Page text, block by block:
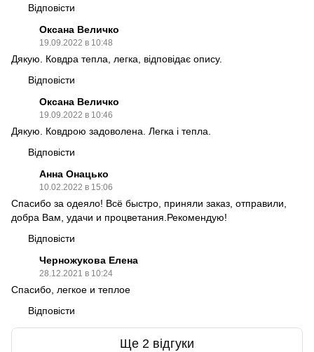
Відповісти
Оксана Величко
19.09.2022 в 10:48
Дякую. Ковдра тепла, легка, відповідає опису.
Відповісти
Оксана Величко
19.09.2022 в 10:46
Дякую. Ковдрою задоволена. Легка і тепла.
Відповісти
Анна Онацько
10.02.2022 в 15:06
Спасибо за одеяло! Всё быстро, приняли заказ, отправили,
добра Вам, удачи и процветания.Рекомендую!
Відповісти
Черножукова Елена
28.12.2021 в 10:24
Спасибо, легкое и теплое
Відповісти
Ще 2 відгуки